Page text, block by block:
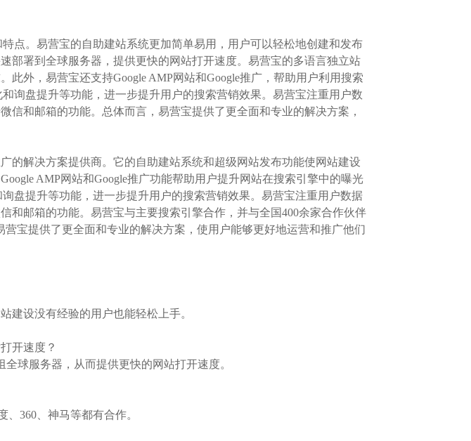
点。易营宝的自助建站系统更加简单易用，用户可以轻松地创建和发布
部署到全球服务器，提供更快的网站打开速度。易营宝的多语言独立站
此外，易营宝还支持Google AMP网站和Google推广，帮助用户利用搜索
询盘提升等功能，进一步提升用户的搜索营销效果。易营宝注重用户数
信和邮箱的功能。总体而言，易营宝提供了更全面和专业的解决方案，
的解决方案提供商。它的自助建站系统和超级网站发布功能使网站建设
AMP网站和Google推广功能帮助用户提升网站在搜索引擎中的曝光
盘提升等功能，进一步提升用户的搜索营销效果。易营宝注重用户数据
和邮箱的功能。易营宝与主要搜索引擎合作，并与全国400余家合作伙伴
营宝提供了更全面和专业的解决方案，使用户能够更好地运营和推广他们
建设没有经验的用户也能轻松上手。
开速度？
球服务器，从而提供更快的网站打开速度。
360、神马等都有合作。